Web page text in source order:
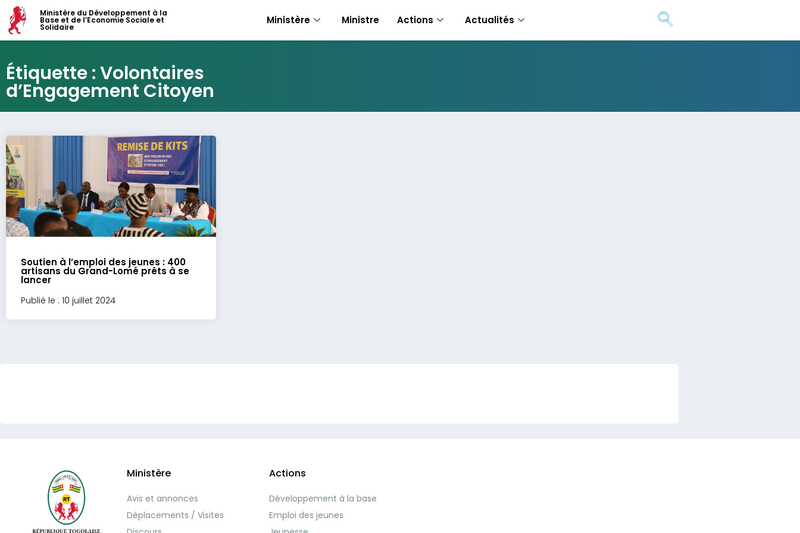
Ministère du Développement à la
Base et de l’Economie Sociale et
Solidaire
Ministère Ministre Actions Actualités
Étiquette : Volontaires
d’Engagement Citoyen
Soutien à l’emploi des jeunes : 400
artisans du Grand-Lomé prêts à se
lancer
Publié le : 10 juillet 2024
Ministère
Avis et annonces
Déplacements / Visites
Actions
Développement à la base
Emploi des jeunes